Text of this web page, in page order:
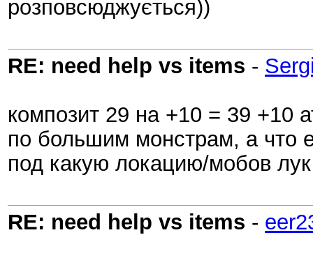
розповсюджується))
RE: need help vs items -
композит 29 на +10 = 39 +10
по большим монстрам, а что
под какую локацию/мобов
RE: need help vs items -